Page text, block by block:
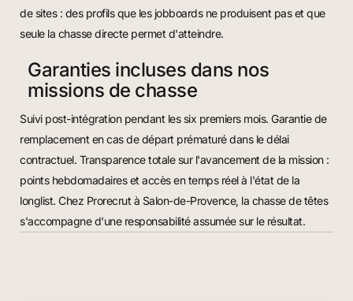
de sites : des profils que les jobboards ne produisent pas et que
seule la chasse directe permet d'atteindre.
Garanties incluses dans nos
missions de chasse
Suivi post-intégration pendant les six premiers mois. Garantie de
remplacement en cas de départ prématuré dans le délai
contractuel. Transparence totale sur l'avancement de la mission :
points hebdomadaires et accès en temps réel à l'état de la
longlist. Chez Prorecrut à Salon-de-Provence, la chasse de têtes
s'accompagne d'une responsabilité assumée sur le résultat.